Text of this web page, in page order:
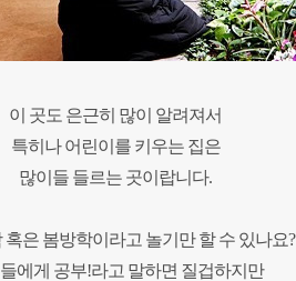
이 곳도 은근히 많이 알려져서
특히나 어린이를 키우는 집은
많이들 들르는 곳이랍니다.
혹은 봄방학이라고 놀기만 할 수 있나요?
에게 공부!라고 말하면 질겁하지만